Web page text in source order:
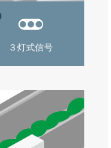
３灯式信号